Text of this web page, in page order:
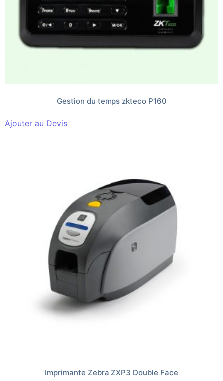
Gestion du temps zkteco P160
Ajouter au Devis
Imprimante Zebra ZXP3 Double Face